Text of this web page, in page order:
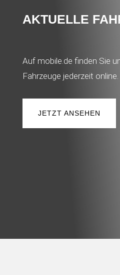
AKTUELLE
Auf mobile.de finden Sie
Fahrzeuge jederzeit online.
JETZT ANSEHEN